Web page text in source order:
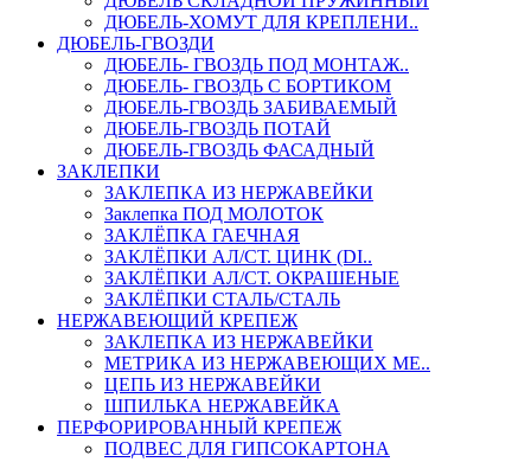
ДЮБЕЛЬ-ХОМУТ ДЛЯ КРЕПЛЕНИ..
ДЮБЕЛЬ-ГВОЗДИ
ДЮБЕЛЬ- ГВОЗДЬ ПОД МОНТАЖ..
ДЮБЕЛЬ- ГВОЗДЬ С БОРТИКОМ
ДЮБЕЛЬ-ГВОЗДЬ ЗАБИВАЕМЫЙ
ДЮБЕЛЬ-ГВОЗДЬ ПОТАЙ
ДЮБЕЛЬ-ГВОЗДЬ ФАСАДНЫЙ
ЗАКЛЕПКИ
ЗАКЛЕПКА ИЗ НЕРЖАВЕЙКИ
Заклепка ПОД МОЛОТОК
ЗАКЛЁПКА ГАЕЧНАЯ
ЗАКЛЁПКИ АЛ/СТ. ЦИНК (DI..
ЗАКЛЁПКИ АЛ/СТ. ОКРАШЕНЫЕ
ЗАКЛЁПКИ СТАЛЬ/СТАЛЬ
НЕРЖАВЕЮЩИЙ КРЕПЕЖ
ЗАКЛЕПКА ИЗ НЕРЖАВЕЙКИ
МЕТРИКА ИЗ НЕРЖАВЕЮЩИХ МЕ..
ЦЕПЬ ИЗ НЕРЖАВЕЙКИ
ШПИЛЬКА НЕРЖАВЕЙКА
ПЕРФОРИРОВАННЫЙ КРЕПЕЖ
ПОДВЕС ДЛЯ ГИПСОКАРТОНА